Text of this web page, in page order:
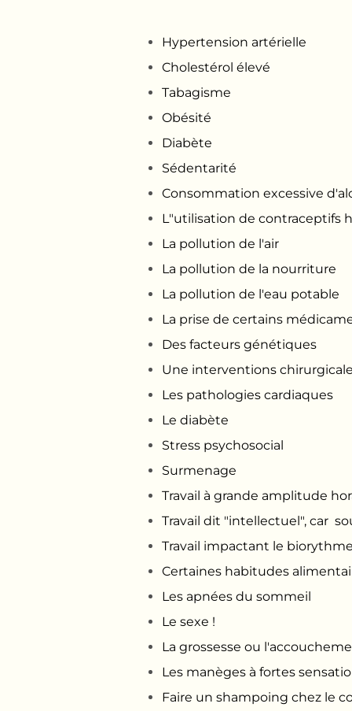
Hypertension artérielle
Cholestérol élevé
Tabagisme
Obésité
Diabète
Sédentarité
Consommation excessive
L"utilisation de contraceptifs
La pollution de l'air
La pollution de la nourriture
La pollution de l'eau potable
La prise de certains
Des facteurs génétiques
Une interventions
Les pathologies cardiaques
Le diabète
Stress psychosocial
Surmenage
Travail à grande amplitude
Travail dit "intellectuel", car
Travail impactant le biorythme
Certaines habitudes
Les apnées du sommeil
Le sexe !
La grossesse ou
Les manèges à fortes
Faire un shampoing chez le